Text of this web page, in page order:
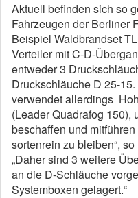
Aktuell befinden sich so
Fahrzeugen der Berliner
Beispiel Waldbrandset
Verteiler mit C-D-
entweder 3
Druckschläuche D 25-
verwendet allerdings
(Leader Quadrafog 150),
beschaffen und
sortenrein zu bleiben“,
„Daher sind 3 weitere
an die D-Schläuche
Systemboxen gelagert.“